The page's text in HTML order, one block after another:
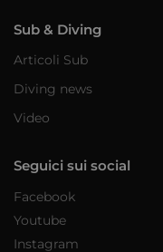
Sub & Diving
Articoli Sub
Diving news
Video
Seguici sui social
Facebook
Youtube
Instagram